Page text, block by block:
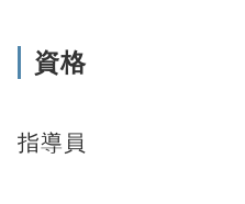
資格
指導員